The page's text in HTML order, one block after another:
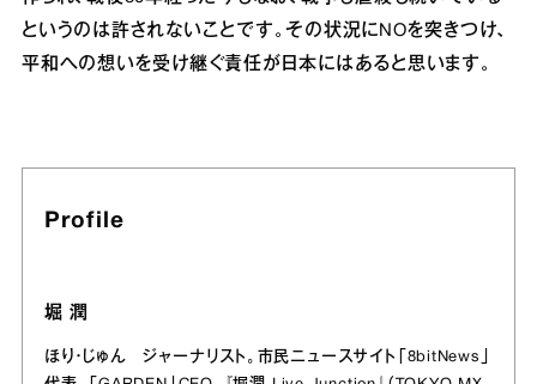
というのは許されないことです。その状況にNOを突きつけ、
平和への想いを受け継ぐ責任が日本にはあると思います。
Profile
堀 潤
ほり・じゅん ジャーナリスト。市民ニュースサイト「8bitNews」